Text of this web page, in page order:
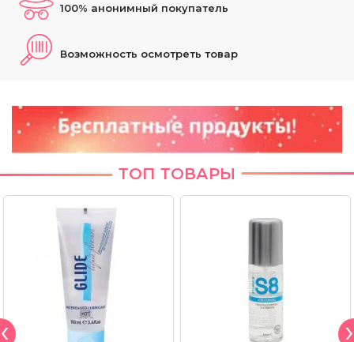
100% анонимный покупатель
Возможность осмотреть товар
ТОП ТОВАРЫ